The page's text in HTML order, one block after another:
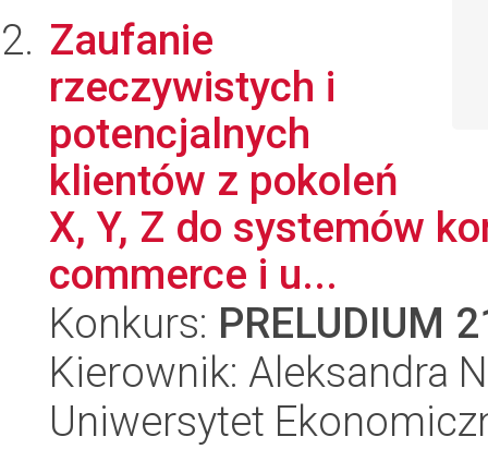
Zaufanie
rzeczywistych i
potencjalnych
klientów z pokoleń
X, Y, Z do systemów
commerce i u...
Konkurs: PRELUDIUM
Kierownik: Aleksandra
Uniwersytet